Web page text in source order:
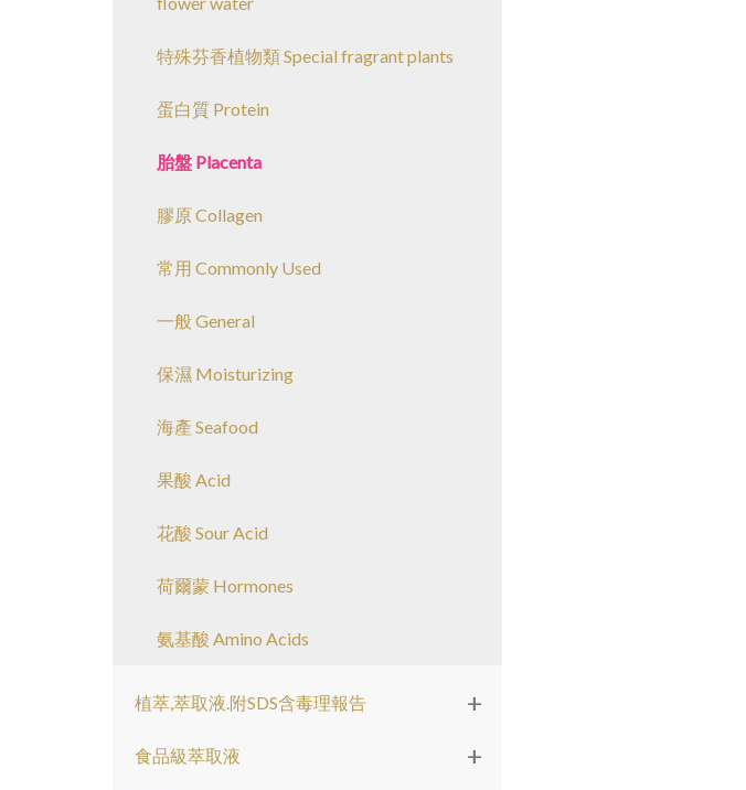
特殊芬香植物類 Special fragrant plants
蛋白質 Protein
胎盤 Placenta
膠原 Collagen
常用 Commonly Used
一般 General
保濕 Moisturizing
海產 Seafood
果酸 Acid
花酸 Sour Acid
荷爾蒙 Hormones
氨基酸 Amino Acids
植萃,萃取液.附SDS含毒理報告 +
食品級萃取液 +